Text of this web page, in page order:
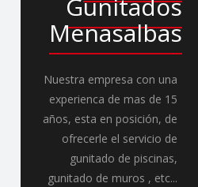
Gunitados
Menasalbas
Nuestra empresa con una
experienca de mas de 15
años, esta en posición, de
ofrecerle el servicio de
gunitado de piscinas,
gunitado de muros , etc...